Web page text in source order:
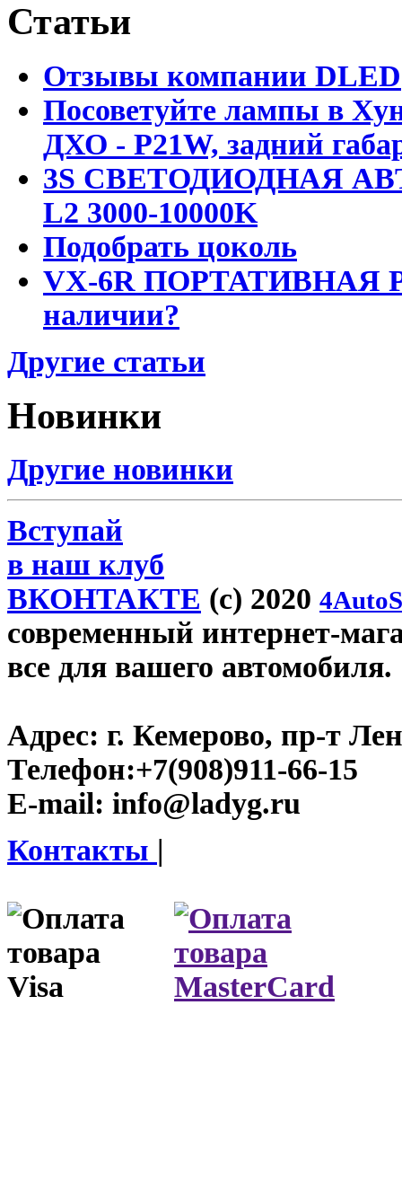
Статьи
Отзывы компании DLED
Посоветуйте лампы в
ДХО - P21W, задний
3S СВЕТОДИОДНАЯ
L2 3000-10000K
Подобрать цоколь
VX-6R ПОРТАТИВНАЯ
наличии?
Другие статьи
Новинки
Другие новинки
Вступай
в наш клуб
ВКОНТАКТЕ (c) 2020
современный интернет-
все для вашего автомобиля.
Адрес: г. Кемерово, пр-т
Телефон:+7(908)911-66-15
E-mail: info@ladyg.ru
Контакты |